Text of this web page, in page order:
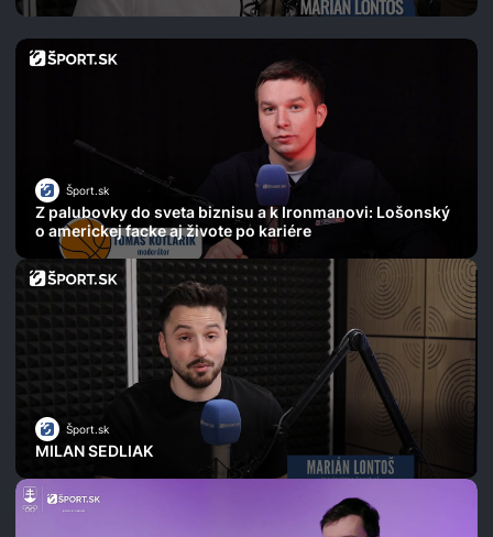
Šport.sk
Z palubovky do sveta biznisu a k Ironmanovi: Lošonský
o americkej facke aj živote po kariére
Šport.sk
MILAN SEDLIAK